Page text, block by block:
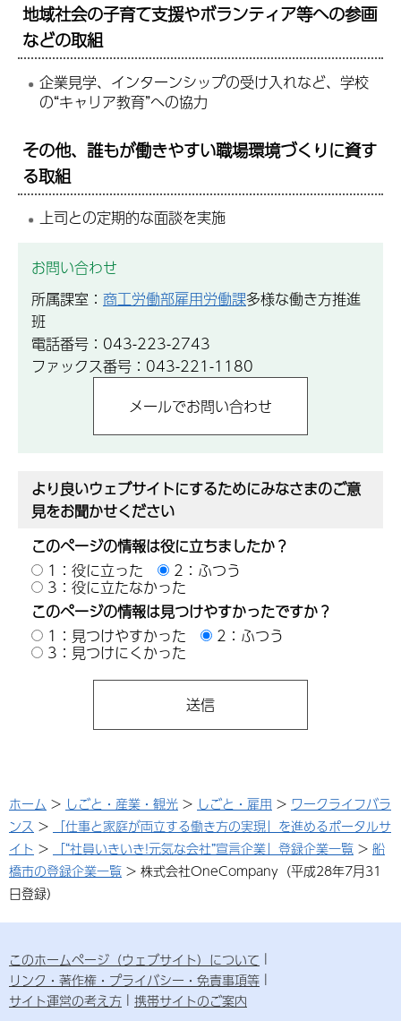
地域社会の子育て支援やボランティア等への参画
などの取組
企業見学、インターンシップの受け入れなど、学校
の“キャリア教育”への協力
その他、誰もが働きやすい職場環境づくりに資す
る取組
上司との定期的な面談を実施
お問い合わせ
所属課室： 商工労働部雇用労働課多様な働き方推進
班
電話番号：043-223-2743
ファックス番号：043-221-1180
より良いウェブサイトにするためにみなさまのご意
見をお聞かせください
このページの情報は役に立ちましたか？
1：役に立った
2：ふつう
3：役に立たなかった
このページの情報は見つけやすかったですか？
1：見つけやすかった
2：ふつう
3：見つけにくかった
ホーム > しごと・産業・観光 > しごと・雇用 > ワークライフバラ
ンス >
「仕事と家庭が両立する働き方の実現」を進めるポータルサ
イト > 「“社員いきいき!元気な会社”宣言企業」登録企業一覧 > 船
橋市の登録企業一覧 > 株式会社OneCompany（平成28年7月31
日登録）
このホームページ（ウェブサイト）について
リンク・著作権・プライバシー・免責事項等
サイト運営の考え方
携帯サイトのご案内